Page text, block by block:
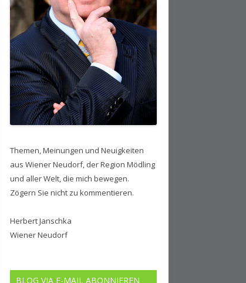
Themen, Meinungen und Neuigkeiten
aus Wiener Neudorf, der Region Mödling
und aller Welt, die mich bewegen.
Zögern Sie nicht zu kommentieren.
Herbert Janschka
Wiener Neudorf
BLOG VIA E-MAIL ABONNIEREN